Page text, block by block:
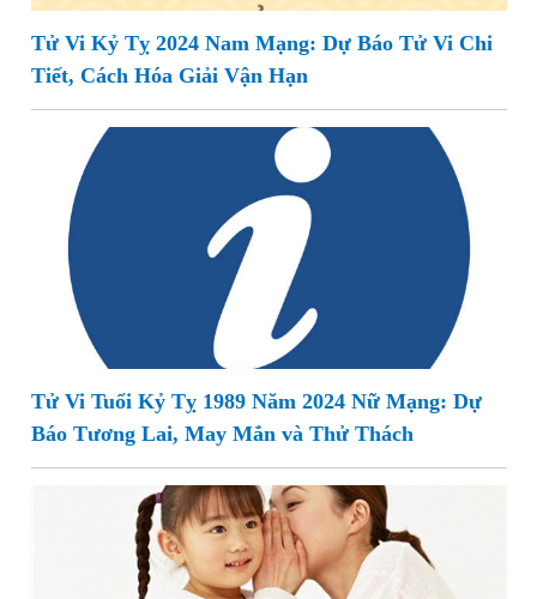
Tử Vi Kỷ Tỵ 2024 Nam Mạng: Dự Báo Tử Vi Chi
Tiết, Cách Hóa Giải Vận Hạn
Tử Vi Tuổi Kỷ Tỵ 1989 Năm 2024 Nữ Mạng: Dự
Báo Tương Lai, May Mắn và Thử Thách